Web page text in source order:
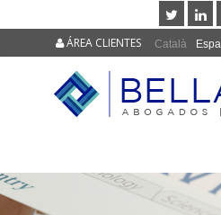
Català
ÁREA CLIENTES